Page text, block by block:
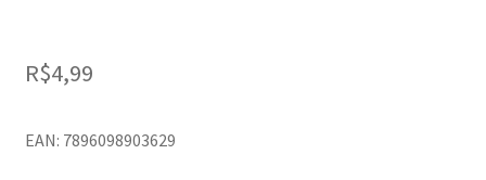
R$4,99
EAN: 7896098903629